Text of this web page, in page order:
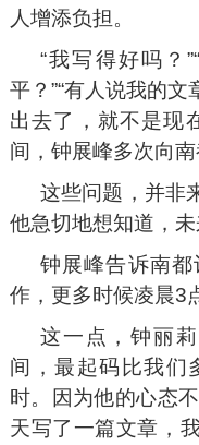
人增添负担。
“我写得好吗？
平？”“有人说我的
出去了，就不是现
间，钟展峰多次向南
这些问题，并非
他急切地想知道，
钟展峰告诉南
作，更多时候凌晨3
这一点，钟丽
间，最起码比我们
时。因为他的心态
天写了一篇文章，